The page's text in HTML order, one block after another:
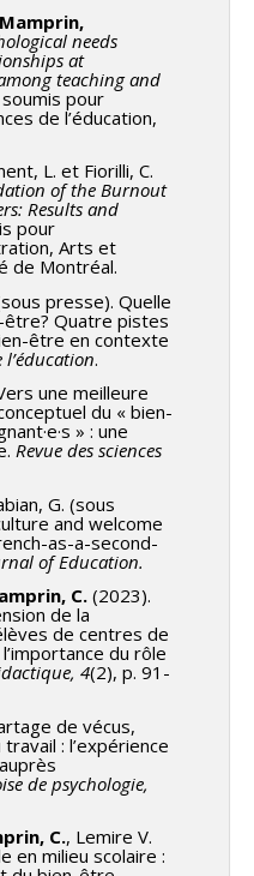
Mamprin,
needs
at
teaching and
pour
de l’éducation,
L. et Fiorilli, C.
of the Burnout
Results and
pour
Arts et
de Montréal.
presse). Quelle
Quatre pistes
être en contexte
l’éducation.
une meilleure
du « bien-
» : une
Revue des sciences
G. (sous
and welcome
as-a-second-
of Education.
C. (2023).
de la
de centres de
du rôle
4(2), p. 91-
de vécus,
: l’expérience
de psychologie,
C., Lemire V.
en milieu scolaire :